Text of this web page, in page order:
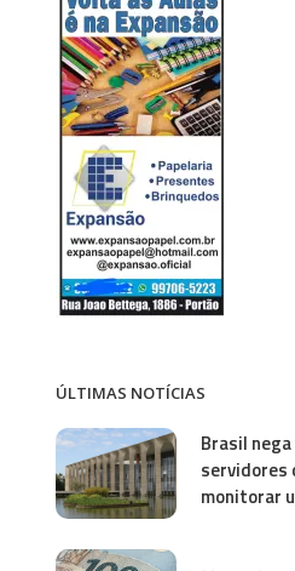
ÚLTIMAS NOTÍCIAS
Brasil
servidores
monitorar